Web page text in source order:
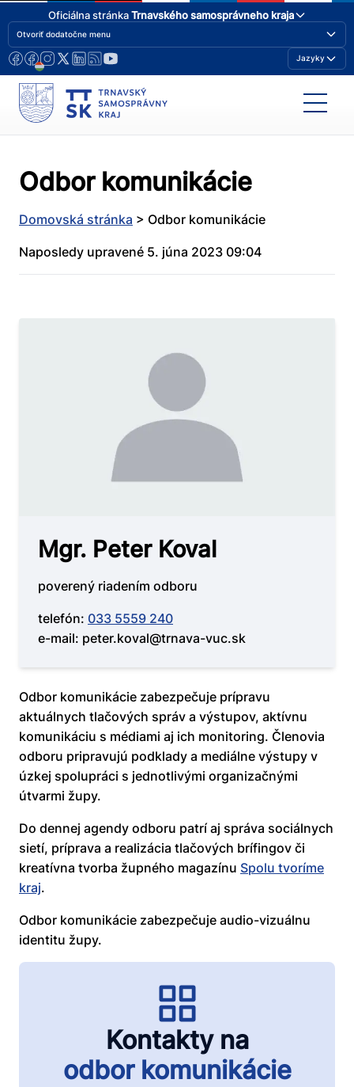
Oficiálna stránkaTrnavského samosprávneho kraja
Otvoriť dodatočne menu
Jazyky
Odbor komunikácie
Domovská stránka > Odbor komunikácie
Naposledy upravené 5. júna 2023 09:04
Mgr. Peter Koval
poverený riadením odboru
telefón: 033 5559 240
e-mail: peter.koval@trnava-vuc.sk
Odbor komunikácie zabezpečuje prípravu
aktuálnych tlačových správ a výstupov, aktívnu
komunikáciu s médiami aj ich monitoring. Členovia
odboru pripravujú podklady a mediálne výstupy v
úzkej spolupráci s jednotlivými organizačnými
útvarmi župy.
Do dennej agendy odboru patrí aj správa sociálnych
sietí, príprava a realizácia tlačových brífingov či
kreatívna tvorba župného magazínu Spolu tvoríme
kraj.
Odbor komunikácie zabezpečuje audio-vizuálnu
identitu župy.
Kontakty na
odbor komunikácie